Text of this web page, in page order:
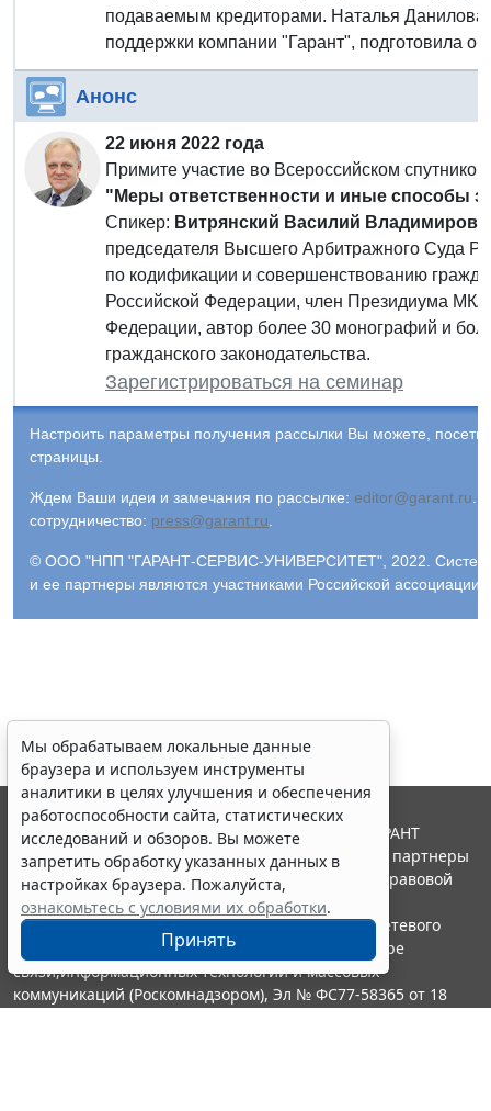
подаваемым кредиторами. Наталья
поддержки компании "Гарант", подготовила
Анонс
22 июня 2022 года
Примите участие во Всероссийском
"Меры ответственности и иные способы
Спикер: Витрянский Василий
председателя Высшего Арбитражного Суда
по кодификации и совершенствованию
Российской Федерации, член Президиума
Федерации, автор более 30 монографий и
гражданского законодательства.
Зарегистрироваться на семинар
Настроить параметры получения рассылки Вы можете,
страницы.
Ждем Ваши идеи и замечания по рассылке: editor@garant.ru
сотрудничество: press@garant.ru
© ООО "НПП "ГАРАНТ-СЕРВИС-УНИВЕРСИТЕТ", 2022. Система
и ее партнеры являются участниками Российской
Мы обрабатываем локальные данные
браузера и используем инструменты
аналитики в целях улучшения и обеспечения
работоспособности сайта, статистических
исследований и обзоров. Вы можете
запретить обработку указанных данных в
настройках браузера. Пожалуйста,
ознакомьтесь с условиями их обработки.
Принять
© ООО "НПП "ГАРАНТ-СЕРВИС", 2026. Система ГАРАНТ
выпускается с 1990 года. Компания "Гарант" и ее партнеры
являются участниками Российской ассоциации правовой
информации ГАРАНТ.
Портал ГАРАНТ.РУ зарегистрирован в качестве сетевого
издания Федеральной службой по надзору в сфере
связи,информационных технологий и массовых
коммуникаций (Роскомнадзором), Эл № ФС77-58365 от 18